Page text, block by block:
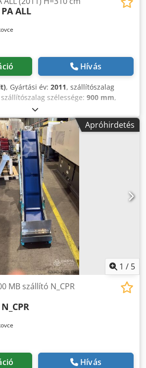
PA ALL
Hívás
, Gyártási év: 2011, szállítószalag
szállítószalag szélessége: 900 mm,
, Felszereltség:
/ kézikönyv, MB Conveyors PA
cm Dsdpfx Aqeyf Ndzolskr
= 100 cm
Apróhirdetés
1 / 5
MB szállító N_CPR
N_CPR
Hívás